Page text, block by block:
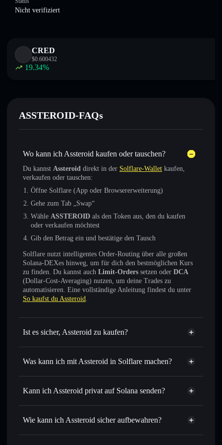
Nicht verifiziert
CRED
$0.600432
19.34%
ASSTEROID-FAQs
Wo kann ich Assteroid kaufen oder tauschen?
Du kannst Assteroid direkt in der Solflare-Wallet kaufen,
verkaufen oder tauschen:
Öffne Solflare (App oder Browsererweiterung)
Gehe zum Tab „Swap“
Wähle ASSTEROID als den Token aus, den du kaufen
oder verkaufen möchtest
Gib den Betrag ein und bestätige den Tausch
Solflare nutzt intelligentes Order-Routing über alle großen
Solana-DEXes hinweg, um für dich den bestmöglichen Kurs
zu finden. Du kannst auch Limit-Orders setzen oder DCA
(Dollar-Cost-Averaging) nutzen, um deine Trades zu
automatisieren. Eine vollständige Anleitung findest du unter
So kaufst du Assteroid.
Ist es sicher, Assteroid zu kaufen?
Assteroid nicht verifiziert
Was kann ich mit Assteroid in Solflare machen?
Assteroid
Solflare-Wallet
Sofort tauschen– handle ASSTEROID gegen SOL,
intelligentem Order Routing zum bestmöglichen Kurs
Limit-Orders setzen– automatisiere Trades zu deinem
Kann ich Assteroid privat auf Solana senden?
Privacy
Wie kann ich Assteroid sicher aufbewahren?
Assteroid